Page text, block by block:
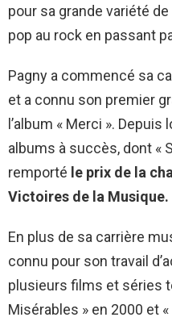
pour sa grande variété
pop au rock en passant
Pagny a commencé sa
et a connu son premier
l’album « Merci ».
albums à succès, dont «
remporté le prix de la
Victoires de la Musique.
En plus de sa carrière
connu pour son travail
plusieurs films et séries
Misérables » en 2000 et